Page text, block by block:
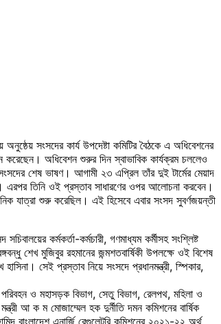
সংসদের কার্য উপদেষ্টা কমিটির বৈঠকে এ অধিবেশনের
করেছেন। অধিবেশন শুরুর দিন স্বাভাবিক কার্যক্রম চললেও
শেষ ভাষণ। আগামী ২৩ এপ্রিল তাঁর দুই টার্মের মেয়াদ
এরপর তিনি ওই প্রস্তাব সাধারণের ওপর আলোচনা করবেন।
যাত্রা শুরু করেছিল। এই হিসেবে এবার সংসদ সুবর্ণজয়ন্তী
কর্মকর্তা-কর্মচারী, গণমাধ্যম কর্মীসহ সংশ্লিষ্ট
শেখ মুজিবুর রহমানের জন্মশতবার্ষিকী উপলক্ষে ওই বিশেষ
সেই প্রস্তাব নিয়ে সংসদে প্রধানমন্ত্রী, স্পিকার,
ও মহাসড়ক বিভাগ, সেতু বিভাগ, রেলপথ, মহিলা ও
আ ক ম মোজাম্মেল হক দুর্নীতি দমন কমিশনের বার্ষিক
বাংলাদেশ এনার্জি রেগুলেটরি কমিশনের ২০২১-২২ অর্থ